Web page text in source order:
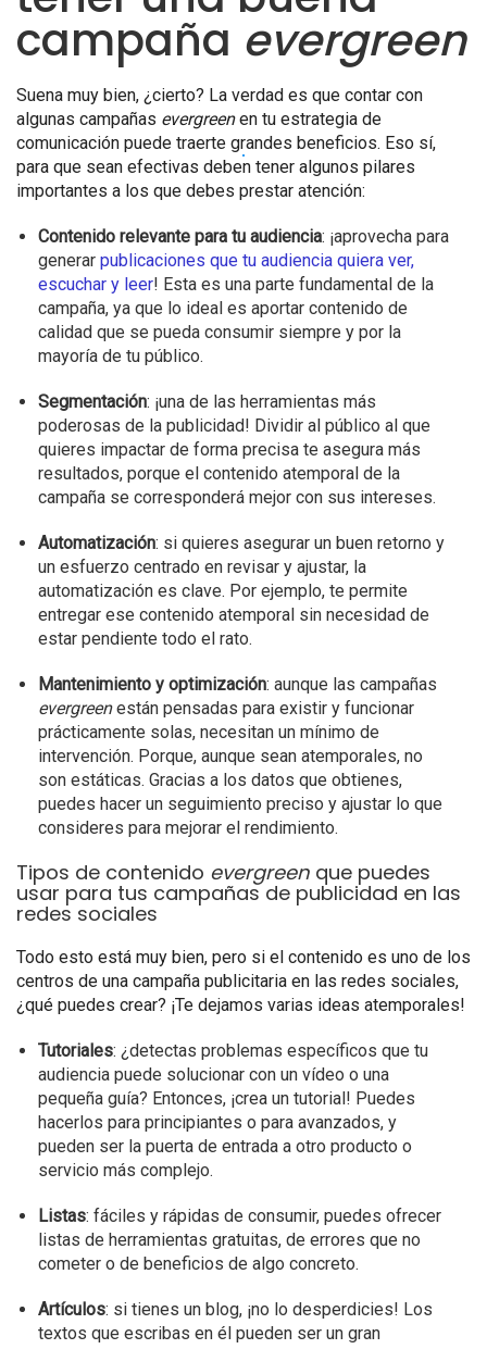
campaña evergreen
Suena muy bien, ¿cierto? La verdad es que contar con
algunas campañas evergreenen tu estrategia de
comunicación puede traerte grandes beneficios. Eso sí,
para que sean efectivas deben tener algunos pilares
importantes a los que debes prestar atención:
Contenido relevante para tu audiencia: ¡aprovecha para
generar publicaciones que tu audiencia quiera ver,
escuchar y leer! Esta es una parte fundamental de la
campaña, ya que lo ideal es aportar contenido de
calidad que se pueda consumir siempre y por la
mayoría de tu público.
Segmentación: ¡una de las herramientas más
poderosas de la publicidad! Dividir al público al que
quieres impactar de forma precisa te asegura más
resultados, porque el contenido atemporal de la
campaña se corresponderá mejor con sus intereses.
Automatización: si quieres asegurar un buen retorno y
un esfuerzo centrado en revisar y ajustar, la
automatización es clave. Por ejemplo, te permite
entregar ese contenido atemporal sin necesidad de
estar pendiente todo el rato.
Mantenimiento y optimización: aunque las campañas
evergreenestán pensadas para existir y funcionar
prácticamente solas, necesitan un mínimo de
intervención. Porque, aunque sean atemporales, no
son estáticas. Gracias a los datos que obtienes,
puedes hacer un seguimiento preciso y ajustar lo que
consideres para mejorar el rendimiento.
Tipos de contenido evergreen que puedes
usar para tus campañas de publicidad en las
redes sociales
Todo esto está muy bien, pero si el contenido es uno de los
centros de una campaña publicitaria en las redes sociales,
¿qué puedes crear? ¡Te dejamos varias ideas atemporales!
Tutoriales: ¿detectas problemas específicos que tu
audiencia puede solucionar con un vídeo o una
pequeña guía? Entonces, ¡crea un tutorial! Puedes
hacerlos para principiantes o para avanzados, y
pueden ser la puerta de entrada a otro producto o
servicio más complejo.
Listas: fáciles y rápidas de consumir, puedes ofrecer
listas de herramientas gratuitas, de errores que no
cometer o de beneficios de algo concreto.
Artículos: si tienes un blog, ¡no lo desperdicies! Los
textos que escribas en él pueden ser un gran